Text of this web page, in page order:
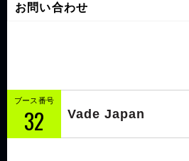
お問い合わせ
ブース番号
32 Vade Japan